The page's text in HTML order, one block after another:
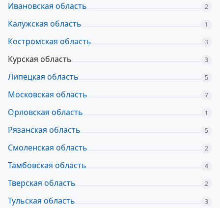
Ивановская область 2
Калужская область 1
Костромская область 3
Курская область 3
Липецкая область 5
Московская область 7
Орловская область 1
Рязанская область 5
Смоленская область 2
Тамбовская область 4
Тверская область 2
Тульская область 3